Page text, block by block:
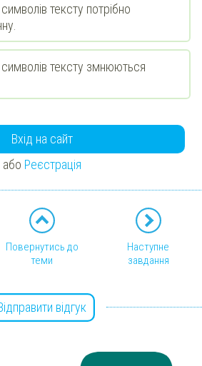
тексту потрібно
символів тексту змнюються
Вхід на сайт
або Реєстрація
Повернутись до
теми
Наступне
завдання
відгук